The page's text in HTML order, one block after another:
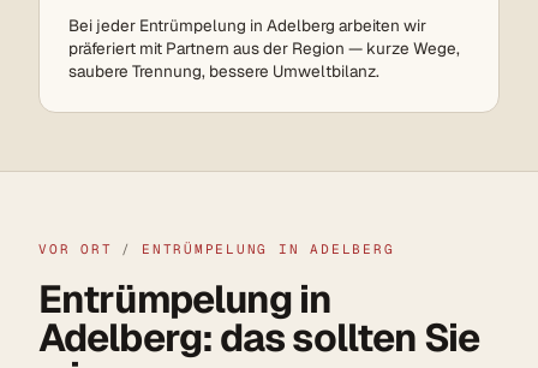
Bei jeder Entrümpelung in Adelberg arbeiten wir
präferiert mit Partnern aus der Region — kurze Wege,
saubere Trennung, bessere Umweltbilanz.
VOR ORT / ENTRÜMPELUNG IN ADELBERG
Entrümpelung in
Adelberg: das sollten Sie